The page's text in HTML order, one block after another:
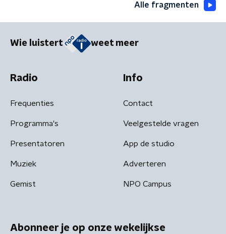
Alle fragmenten
Wie luistert weet meer
Radio
Frequenties
Programma's
Presentatoren
Muziek
Gemist
Info
Contact
Veelgestelde vragen
App de studio
Adverteren
NPO Campus
Abonneer je op onze wekelijkse